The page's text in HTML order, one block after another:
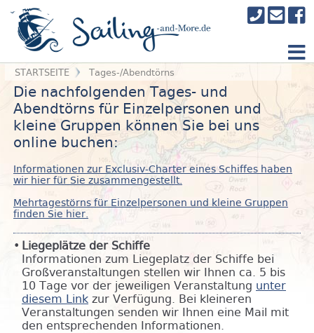
STARTSEITE Tages-/Abendtörns
Die nachfolgenden Tages- und
Abendtörns für Einzelpersonen und
kleine Gruppen können Sie bei uns
online buchen:
Informationen zur Exclusiv-Charter eines Schiffes haben
wir hier für Sie zusammengestellt.
Mehrtagestörns für Einzelpersonen und kleine Gruppen
finden Sie hier.
Liegeplätze der Schiffe
Informationen zum Liegeplatz der Schiffe bei
Großveranstaltungen stellen wir Ihnen ca. 5 bis
10 Tage vor der jeweiligen Veranstaltung unter
diesem Link zur Verfügung. Bei kleineren
Veranstaltungen senden wir Ihnen eine Mail mit
den entsprechenden Informationen.